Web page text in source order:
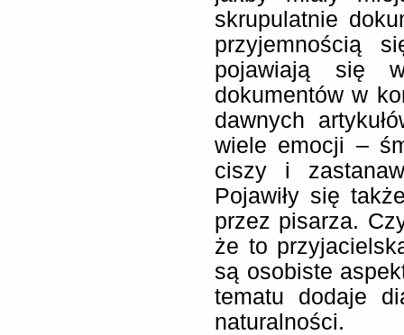
skrupulatnie
przyjemnością
pojawiają się
dokumentów w
dawnych
wiele emocji –
ciszy i
Pojawiły się
przez pisarza.
że to
są osobiste
tematu dodaje
naturalności.